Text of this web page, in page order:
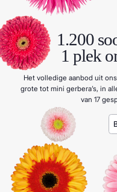
1.200
1 plek
Het volledige aanbod uit
grote tot mini gerbera’s, in
van 17